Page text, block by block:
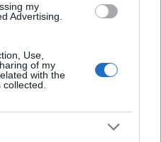
my
Advertising.
Use,
of my
with the
az alvó sejtek